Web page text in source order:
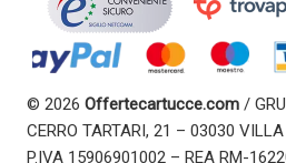
© 2026 Offertecartucce.com /
CERRO TARTARI, 21 – 03030
P.IVA 15906901002 – REA RM-